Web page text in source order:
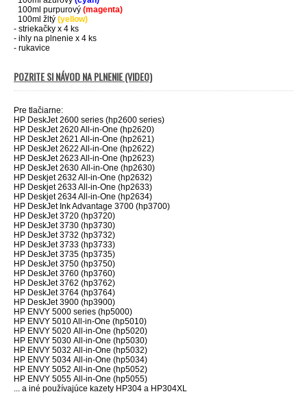
100ml purpurový (magenta)
100ml žltý (yellow)
- striekačky x 4 ks
- ihly na plnenie x 4 ks
- rukavice
POZRITE SI NÁVOD NA PLNENIE (VIDEO)
Pre tlačiarne:
HP DeskJet 2600 series (hp2600 series)
HP DeskJet 2620 All-in-One (hp2620)
HP DeskJet 2621 All-in-One (hp2621)
HP DeskJet 2622 All-in-One (hp2622)
HP DeskJet 2623 All-in-One (hp2623)
HP DeskJet 2630 All-in-One (hp2630)
HP Deskjet 2632 All-in-One (hp2632)
HP Deskjet 2633 All-in-One (hp2633)
HP Deskjet 2634 All-in-One (hp2634)
HP DeskJet Ink Advantage 3700 (hp3700)
HP DeskJet 3720 (hp3720)
HP DeskJet 3730 (hp3730)
HP DeskJet 3732 (hp3732)
HP DeskJet 3733 (hp3733)
HP DeskJet 3735 (hp3735)
HP DeskJet 3750 (hp3750)
HP DeskJet 3760 (hp3760)
HP DeskJet 3762 (hp3762)
HP DeskJet 3764 (hp3764)
HP DeskJet 3900 (hp3900)
HP ENVY 5000 series (hp5000)
HP ENVY 5010 All-in-One (hp5010)
HP ENVY 5020 All-in-One (hp5020)
HP ENVY 5030 All-in-One (hp5030)
HP ENVY 5032 All-in-One (hp5032)
HP ENVY 5034 All-in-One (hp5034)
HP ENVY 5052 All-in-One (hp5052)
HP ENVY 5055 All-in-One (hp5055)
... a iné používajúce kazety HP304 a HP304XL